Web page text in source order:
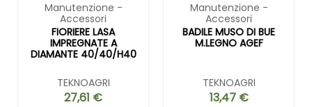
Manutenzione -
Accessori
FIORIERE LASA
IMPREGNATE A
DIAMANTE 40/40/H40
TEKNOAGRI
27,61 €
Manutenzione -
Accessori
BADILE MUSO DI BUE
M.LEGNO AGEF
TEKNOAGRI
13,47 €